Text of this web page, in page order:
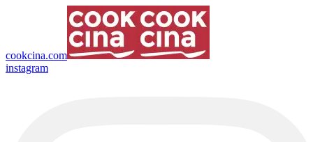
cookcina.com
instagram